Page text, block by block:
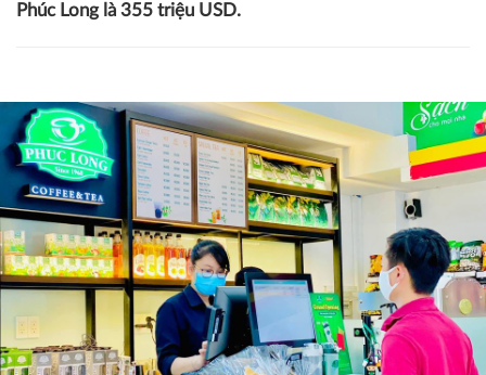
Phúc Long là 355 triệu USD.